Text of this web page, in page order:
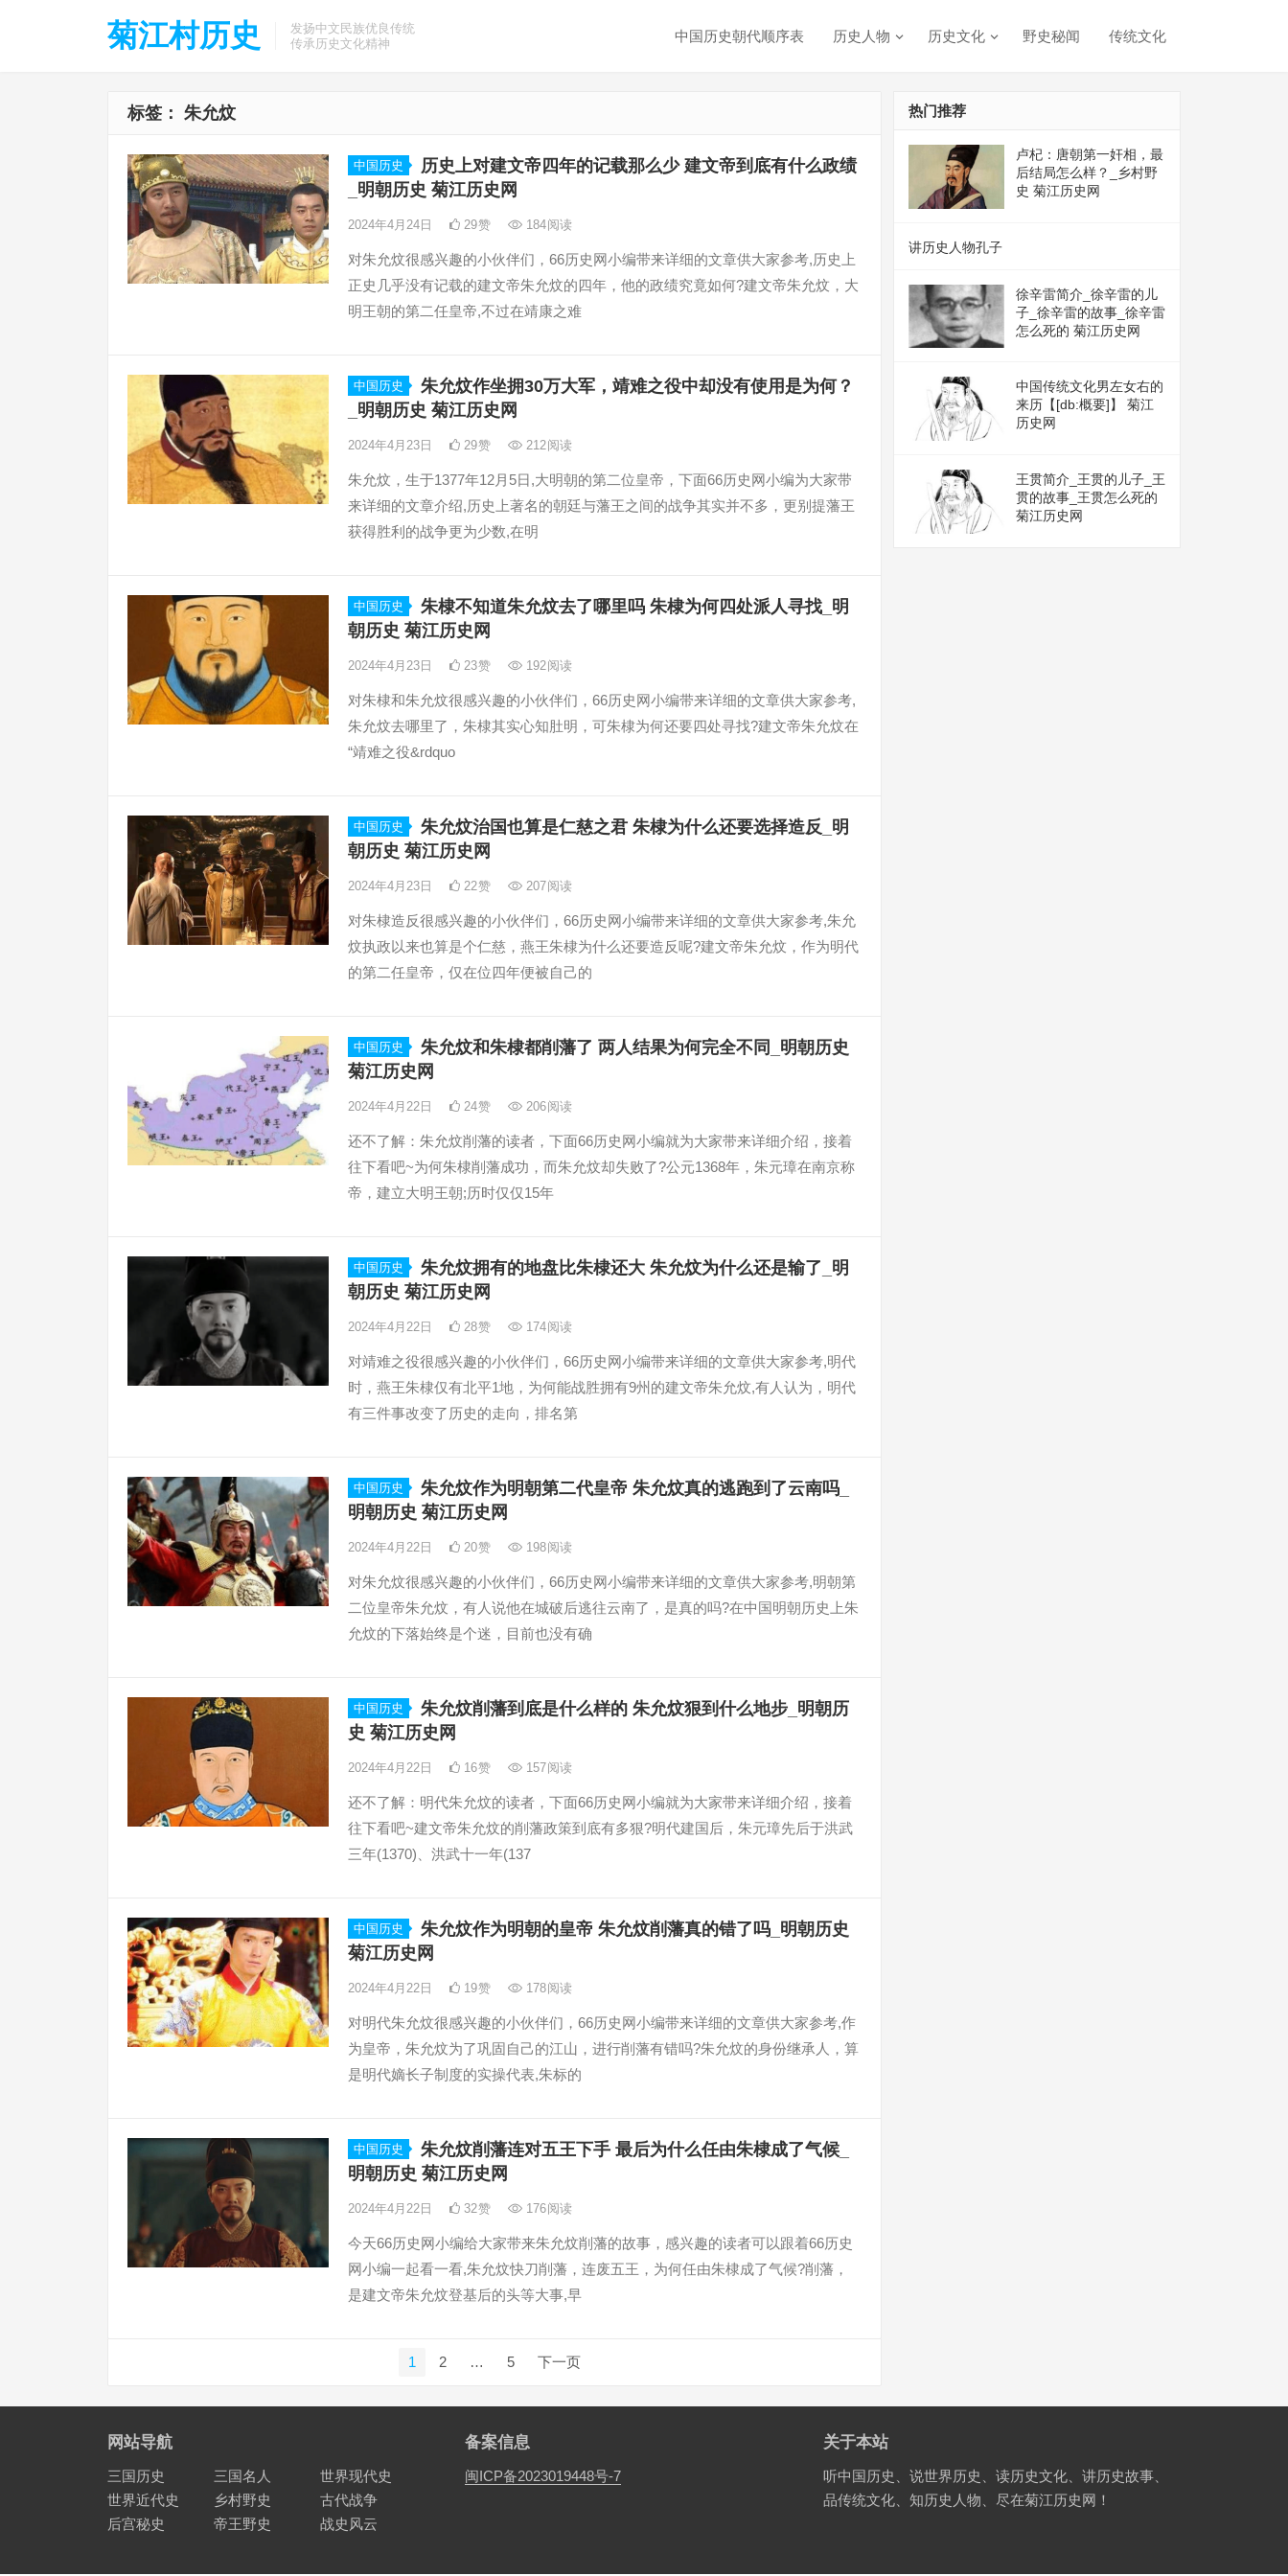
菊江村历史
发扬中文民族优良传统
传承历史文化精神
中国历史朝代顺序表 历史人物 历史文化 野史秘闻 传统文化
标签： 朱允炆
中国历史
历史上对建文帝四年的记载那么少 建文帝到底有什么政绩
_明朝历史 菊江历史网
2024年4月24日 29赞 184阅读
对朱允炆很感兴趣的小伙伴们，66历史网小编带来详细的文章供大家参考,历史上
正史几乎没有记载的建文帝朱允炆的四年，他的政绩究竟如何?建文帝朱允炆，大
明王朝的第二任皇帝,不过在靖康之难
中国历史
朱允炆作坐拥30万大军，靖难之役中却没有使用是为何？
_明朝历史 菊江历史网
2024年4月23日 29赞 212阅读
朱允炆，生于1377年12月5日,大明朝的第二位皇帝，下面66历史网小编为大家带
来详细的文章介绍,历史上著名的朝廷与藩王之间的战争其实并不多，更别提藩王
获得胜利的战争更为少数,在明
中国历史
朱棣不知道朱允炆去了哪里吗 朱棣为何四处派人寻找_明
朝历史 菊江历史网
2024年4月23日 23赞 192阅读
对朱棣和朱允炆很感兴趣的小伙伴们，66历史网小编带来详细的文章供大家参考,
朱允炆去哪里了，朱棣其实心知肚明，可朱棣为何还要四处寻找?建文帝朱允炆在
“靖难之役&rdquo
中国历史
朱允炆治国也算是仁慈之君 朱棣为什么还要选择造反_明
朝历史 菊江历史网
2024年4月23日 22赞 207阅读
对朱棣造反很感兴趣的小伙伴们，66历史网小编带来详细的文章供大家参考,朱允
炆执政以来也算是个仁慈，燕王朱棣为什么还要造反呢?建文帝朱允炆，作为明代
的第二任皇帝，仅在位四年便被自己的
中国历史
朱允炆和朱棣都削藩了 两人结果为何完全不同_明朝历史
菊江历史网
2024年4月22日 24赞 206阅读
还不了解：朱允炆削藩的读者，下面66历史网小编就为大家带来详细介绍，接着
往下看吧~为何朱棣削藩成功，而朱允炆却失败了?公元1368年，朱元璋在南京称
帝，建立大明王朝;历时仅仅15年
中国历史
朱允炆拥有的地盘比朱棣还大 朱允炆为什么还是输了_明
朝历史 菊江历史网
2024年4月22日 28赞 174阅读
对靖难之役很感兴趣的小伙伴们，66历史网小编带来详细的文章供大家参考,明代
时，燕王朱棣仅有北平1地，为何能战胜拥有9州的建文帝朱允炆,有人认为，明代
有三件事改变了历史的走向，排名第
中国历史
朱允炆作为明朝第二代皇帝 朱允炆真的逃跑到了云南吗_
明朝历史 菊江历史网
2024年4月22日 20赞 198阅读
对朱允炆很感兴趣的小伙伴们，66历史网小编带来详细的文章供大家参考,明朝第
二位皇帝朱允炆，有人说他在城破后逃往云南了，是真的吗?在中国明朝历史上朱
允炆的下落始终是个迷，目前也没有确
中国历史
朱允炆削藩到底是什么样的 朱允炆狠到什么地步_明朝历
史 菊江历史网
2024年4月22日 16赞 157阅读
还不了解：明代朱允炆的读者，下面66历史网小编就为大家带来详细介绍，接着
往下看吧~建文帝朱允炆的削藩政策到底有多狠?明代建国后，朱元璋先后于洪武
三年(1370)、洪武十一年(137
中国历史
朱允炆作为明朝的皇帝 朱允炆削藩真的错了吗_明朝历史
菊江历史网
2024年4月22日 19赞 178阅读
对明代朱允炆很感兴趣的小伙伴们，66历史网小编带来详细的文章供大家参考,作
为皇帝，朱允炆为了巩固自己的江山，进行削藩有错吗?朱允炆的身份继承人，算
是明代嫡长子制度的实操代表,朱标的
中国历史
朱允炆削藩连对五王下手 最后为什么任由朱棣成了气候_
明朝历史 菊江历史网
2024年4月22日 32赞 176阅读
今天66历史网小编给大家带来朱允炆削藩的故事，感兴趣的读者可以跟着66历史
网小编一起看一看,朱允炆快刀削藩，连废五王，为何任由朱棣成了气候?削藩，
是建文帝朱允炆登基后的头等大事,早
1 2 … 5 下一页
热门推荐
卢杞：唐朝第一奸相，最
后结局怎么样？_乡村野
史 菊江历史网
讲历史人物孔子
徐辛雷简介_徐辛雷的儿
子_徐辛雷的故事_徐辛雷
怎么死的 菊江历史网
中国传统文化男左女右的
来历【[db:概要]】 菊江
历史网
王贯简介_王贯的儿子_王
贯的故事_王贯怎么死的
菊江历史网
网站导航
三国历史 三国名人
世界现代史
世界近代史
乡村野史
古代战争
后宫秘史
帝王野史 战史风云
备案信息
闽ICP备2023019448号-7
关于本站
听中国历史、说世界历史、读历史文化、讲历史故事、
品传统文化、知历史人物、尽在菊江历史网！